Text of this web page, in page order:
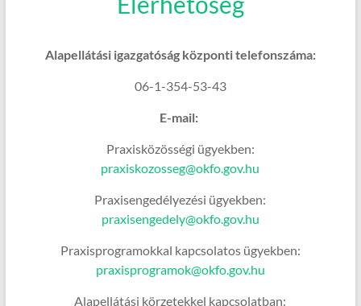
Alapellátási igazgatóság központi telefonszáma:
06-1-354-53-43
E-mail:
Praxisközösségi ügyekben:
praxiskozosseg@okfo.gov.hu
Praxisengedélyezési ügyekben:
praxisengedely@okfo.gov.hu
Praxisprogramokkal kapcsolatos ügyekben:
praxisprogramok@okfo.gov.hu
Alapellátási körzetekkel kapcsolatban: